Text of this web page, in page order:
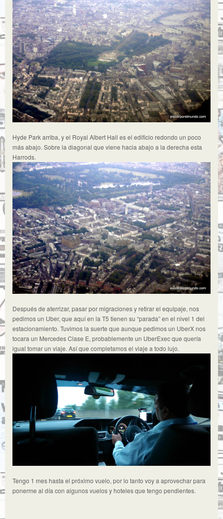
Hyde Park arriba, y el Royal Albert Hall es el edificio redondo un poco
más abajo. Sobre la diagonal que viene hacia abajo a la derecha esta
Harrods.
Después de aterrizar, pasar por migraciones y retirar el equipaje, nos
pedimos un Uber, que aquí en la T5 tienen su “parada” en el nivel 1 del
estacionamiento. Tuvimos la suerte que aunque pedimos un UberX nos
tocara un Mercedes Clase E, probablemente un UberExec que quería
igual tomar un viaje. Así que completamos el viaje a todo lujo.
Tengo 1 mes hasta el próximo vuelo, por lo tanto voy a aprovechar para
ponerme al día con algunos vuelos y hoteles que tengo pendientes.